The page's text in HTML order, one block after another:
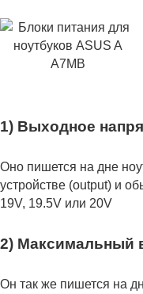
1) Выходное
Оно пишется на дне
устройстве (output) и
19V, 19.5V или 20V
2) Максимальный
Он так же пишется на